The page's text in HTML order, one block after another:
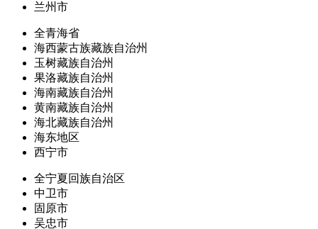
兰州市
全青海省
海西蒙古族藏族自治州
玉树藏族自治州
果洛藏族自治州
海南藏族自治州
黄南藏族自治州
海北藏族自治州
海东地区
西宁市
全宁夏回族自治区
中卫市
固原市
吴忠市